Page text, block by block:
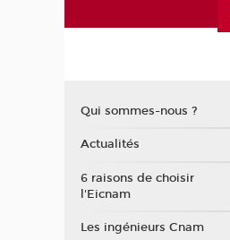
Qui sommes-nous ?
Actualités
6 raisons de choisir
l'Eicnam
Les ingénieurs Cnam